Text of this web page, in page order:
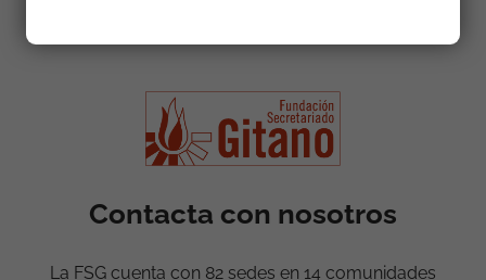
Contacta con nosotros
La FSG cuenta con 82 sedes en 14 comunidades